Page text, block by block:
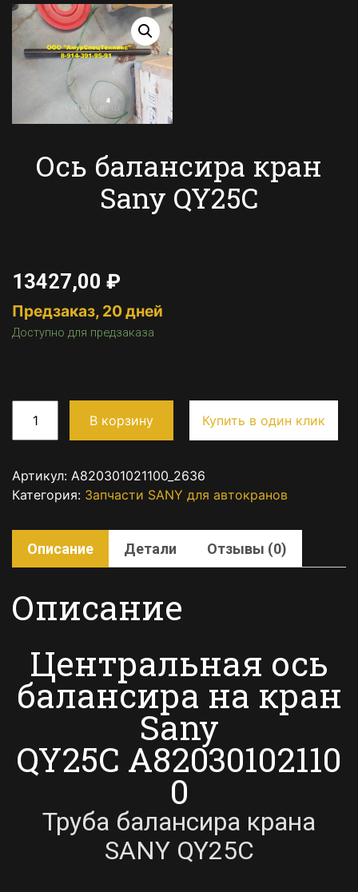
Ось балансира кран
Sany QY25C
13427,00 ₽
Предзаказ, 20 дней
Доступно для предзаказа
В корзину Купить в один клик
Артикул: A820301021100_2636
Категория: Запчасти SANY для автокранов
Описание Детали Отзывы (0)
Описание
Центральная ось
балансира на кран
Sany
QY25C A82030102110
0
Труба балансира крана
SANY QY25C